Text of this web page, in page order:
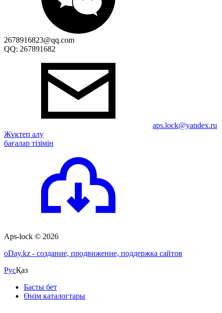
2678916823@qq.com
QQ: 267891682
aps.lock@yandex.ru
Жүктеп алу
бағалар тізімін
Aps-lock © 2026
oDay.kz - создание, продвижение, поддержка сайтов
РусҚаз
Басты бет
Өнім каталогтары